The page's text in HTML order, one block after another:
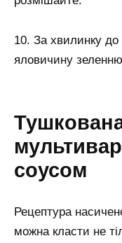
10. За хвилинку до
яловичину
соусом
Рецептура
можна класти не